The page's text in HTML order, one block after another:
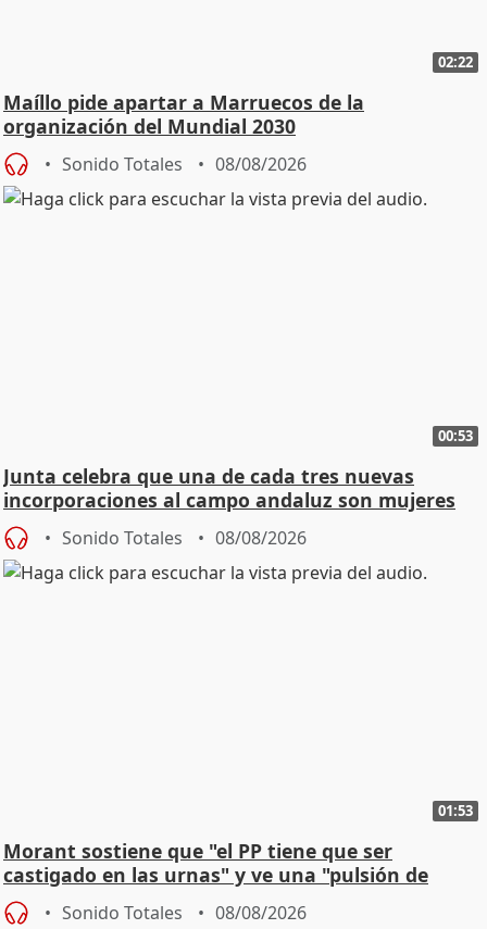
02:22
Maíllo pide apartar a Marruecos de la
organización del Mundial 2030
Sonido Totales 08/08/2026
00:53
Junta celebra que una de cada tres nuevas
incorporaciones al campo andaluz son mujeres
jóvenes
Sonido Totales 08/08/2026
01:53
Morant sostiene que "el PP tiene que ser
castigado en las urnas" y ve una "pulsión de
cambio"
Sonido Totales 08/08/2026